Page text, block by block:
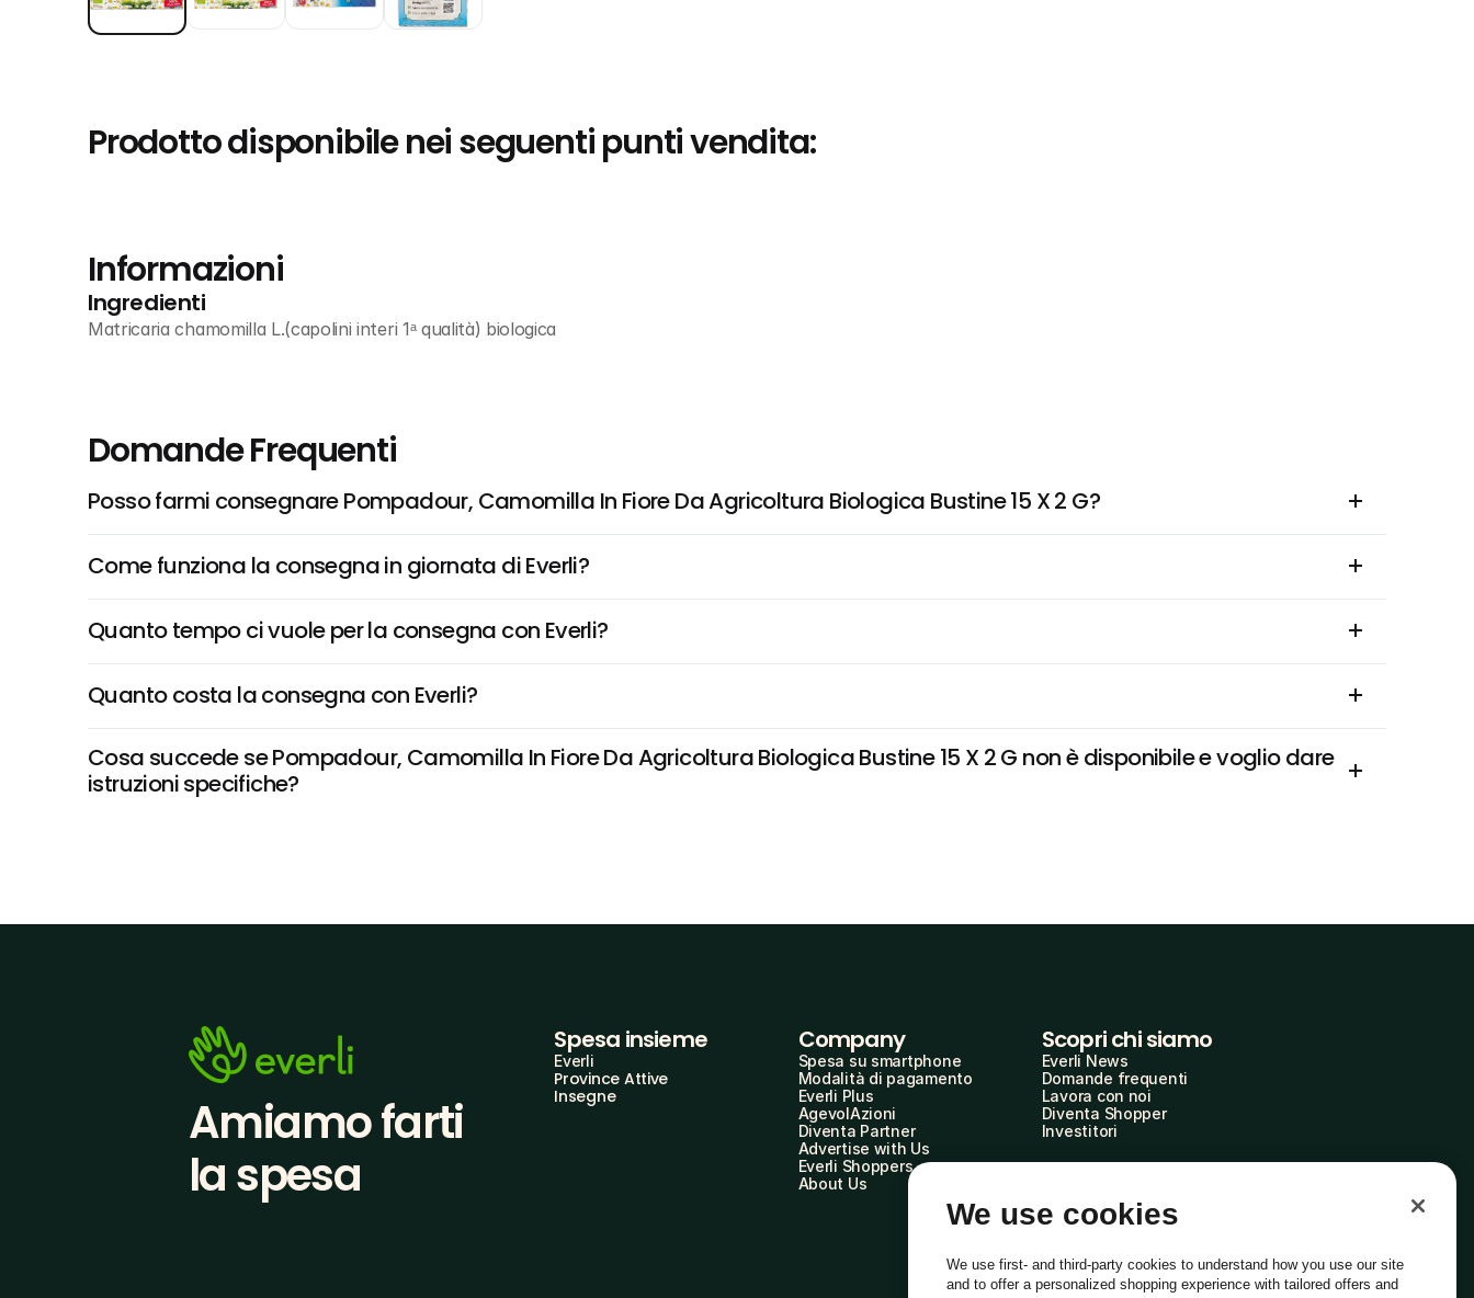
Prodotto disponibile nei seguenti punti vendita:
Informazioni
Ingredienti
Matricaria chamomilla L.(capolini interi 1ᵃ qualità) biologica
Domande Frequenti
Posso farmi consegnare Pompadour, Camomilla In Fiore Da Agricoltura Biologica Bustine 15 X 2 G?
Come funziona la consegna in giornata di Everli?
Quanto tempo ci vuole per la consegna con Everli?
Quanto costa la consegna con Everli?
Cosa succede se Pompadour, Camomilla In Fiore Da Agricoltura Biologica Bustine 15 X 2 G non è disponibile e voglio dare
istruzioni specifiche?
Amiamo farti
la spesa
Spesa insieme
Everli
Province Attive
Insegne
Company
Spesa su smartphone
Modalità di pagamento
Everli Plus
AgevolAzioni
Diventa Partner
Advertise with Us
Everli Shoppers
About Us
Scopri chi siamo
Everli News
Domande frequenti
Lavora con noi
Diventa Shopper
Investitori
We use cookies
We use first- and third-party cookies to understand how you use our site
and to offer a personalized shopping experience with tailored offers and